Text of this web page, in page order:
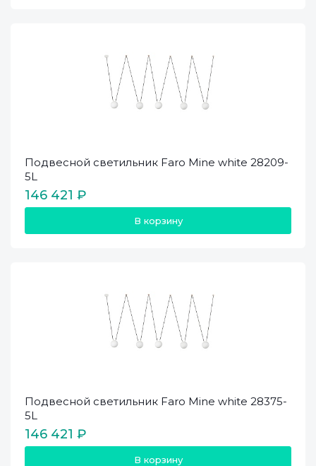
Подвесной светильник Faro Mine white 28209-
5L
146 421 ₽
В корзину
Подвесной светильник Faro Mine white 28375-
5L
146 421 ₽
В корзину